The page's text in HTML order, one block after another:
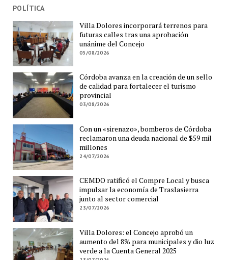
POLÍTICA
Villa Dolores incorporará terrenos para
futuras calles tras una aprobación
unánime del Concejo
05/08/2026
Córdoba avanza en la creación de un sello
de calidad para fortalecer el turismo
provincial
03/08/2026
Con un «sirenazo», bomberos de Córdoba
reclamaron una deuda nacional de $59 mil
millones
24/07/2026
CEMDO ratificó el Compre Local y busca
impulsar la economía de Traslasierra
junto al sector comercial
23/07/2026
Villa Dolores: el Concejo aprobó un
aumento del 8% para municipales y dio luz
verde a la Cuenta General 2025